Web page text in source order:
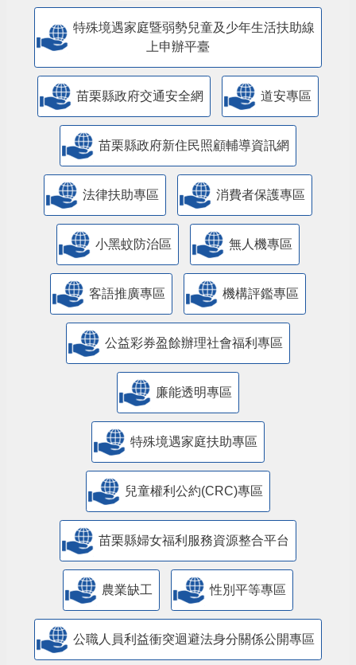
特殊境遇家庭暨弱勢兒童及少年生活扶助線
上申辦平臺
苗栗縣政府交通安全網 道安專區
苗栗縣政府新住民照顧輔導資訊網
法律扶助專區 消費者保護專區
小黑蚊防治區 無人機專區
客語推廣專區 機構評鑑專區
公益彩券盈餘辦理社會福利專區
廉能透明專區
特殊境遇家庭扶助專區
兒童權利公約(CRC)專區
苗栗縣婦女福利服務資源整合平台
農業缺工 性別平等專區
公職人員利益衝突迴避法身分關係公開專區